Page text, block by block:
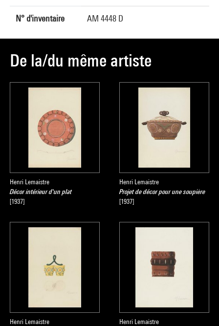
N° d'inventaire AM 4448 D
De la/du même artiste
Henri Lemaistre
Décor intérieur d'un plat
[1937]
Henri Lemaistre
Projet de décor pour une soupière
[1937]
Henri Lemaistre
Henri Lemaistre